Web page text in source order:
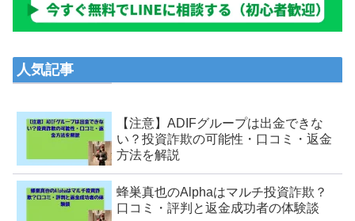
人気記事
【注意】ADIFグループは出金できな
い？投資詐欺の可能性・口コミ・返金
方法を解説
蜂巣真也のAlphaはマルチ投資詐欺？
口コミ・評判と返金成功者の体験談